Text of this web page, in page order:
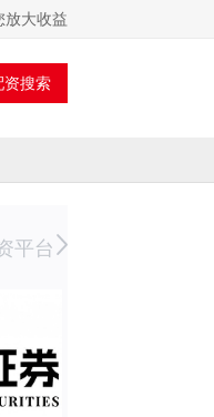
放大收益
资搜索
平台